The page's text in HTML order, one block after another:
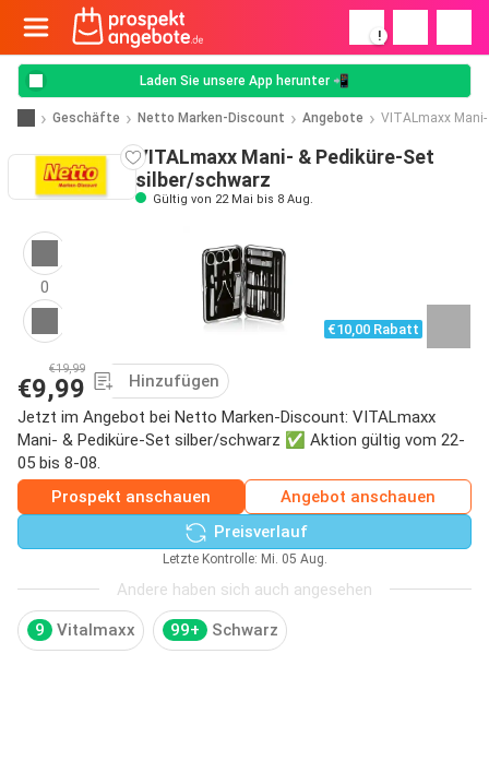
!
Laden Sie unsere App herunter 📲
Geschäfte Netto Marken-Discount Angebote VITALmaxx
VITALmaxx Mani- & Pediküre-Set
silber/schwarz
Gültig von 22 Mai bis 8 Aug.
0
€10,00 Rabatt
€19,99
€9,99
Hinzufügen
Jetzt im Angebot bei Netto Marken-Discount: VITALmaxx
Mani- & Pediküre-Set silber/schwarz ✅ Aktion gültig vom 22-
05 bis 8-08.
Prospekt anschauen
Angebot anschauen
Preisverlauf
Letzte Kontrolle: Mi. 05 Aug.
Andere haben sich auch angesehen
9 Vitalmaxx 99+ Schwarz